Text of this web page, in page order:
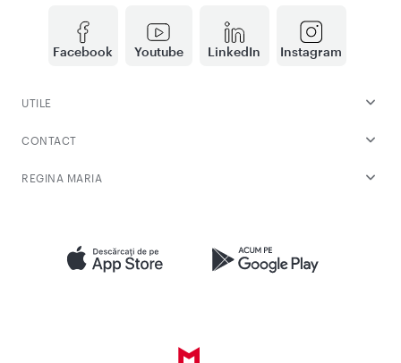
Facebook Youtube LinkedIn Instagram
UTILE
CONTACT
REGINA MARIA